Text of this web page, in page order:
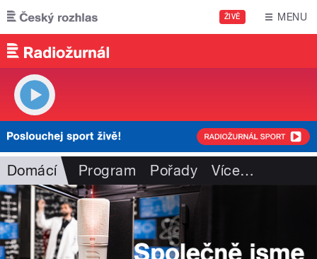
Přejít k hlavnímu obsahu
ŽIVĚ MENU
Domácí Program Pořady Více…